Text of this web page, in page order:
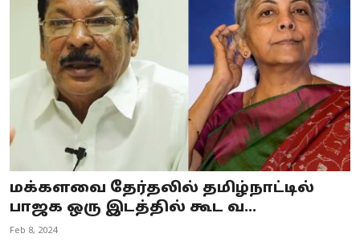
Business
Crime
Tamilnadu
National
Astrology
Spirituality
மக்களவை தேர்தலில் தமிழ்நாட்டில்
பாஜக ஒரு இடத்தில் கூட வ...
Feb 8, 2024